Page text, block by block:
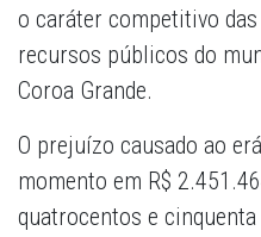
o caráter competitivo
recursos públicos do
Coroa Grande.
O prejuízo causado ao
momento em R$
quatrocentos e